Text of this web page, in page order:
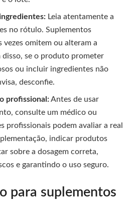
Leia atentamente a
no rótulo. Suplementos
vezes omitem ou alteram a
disso, se o produto prometer
ou incluir ingredientes não
desconfie.
profissional:Antes de usar
consulte um médico ou
profissionais podem avaliar a real
indicar produtos
sobre a dosagem correta,
e garantindo o uso seguro.
para suplementos